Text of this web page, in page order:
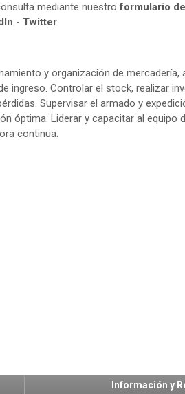
mediante nuestroformulario
- Twitter
y organización de
ingreso. Controlar el stock, realizar
Supervisar el armado y
óptima. Liderar y capacitar al equipo
continua.
Información y